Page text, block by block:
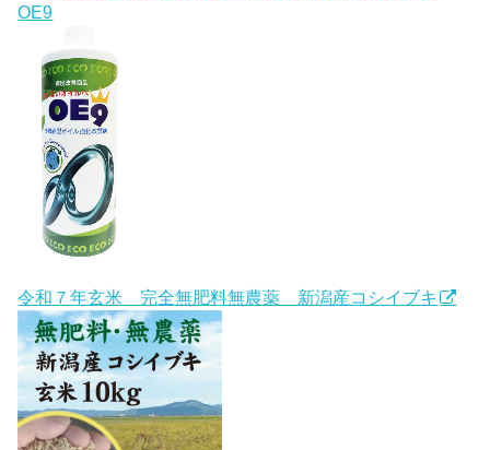
OE9
令和７年玄米 完全無肥料無農薬 新潟産コシイブキ